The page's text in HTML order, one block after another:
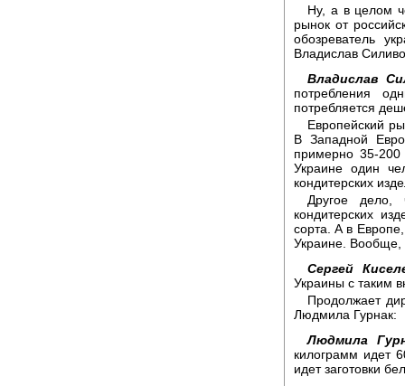
Ну, а в целом
рынок от
обозреватель
Владислав
Владислав
потребления
потребляется
Европейский
В Западной
примерно 35-200
Украине один
кондитерских
Другое дело,
кондитерских
сорта. А в
Украине. Вообще,
Сергей
Украины с таким
Продолжает
Людмила Гурнак:
Людмила
килограмм идет
идет заготовки